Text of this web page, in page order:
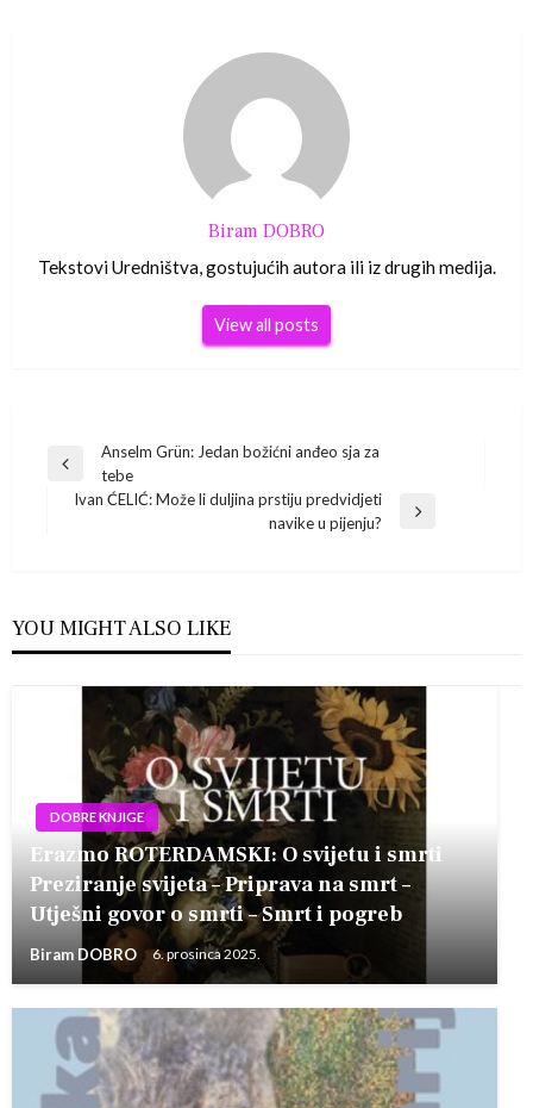
Biram DOBRO
Tekstovi Uredništva, gostujućih autora ili iz drugih medija.
View all posts
Navigacija
objava
Previous
Post
Anselm Grün: Jedan božićni anđeo sja za
tebe
Ivan ĆELIĆ: Može li duljina prstiju predvidjeti
navike u pijenju?
YOU MIGHT ALSO LIKE
DOBRE KNJIGE
Erazmo ROTERDAMSKI: O svijetu i smrti
Preziranje svijeta – Priprava na smrt –
Utješni govor o smrti – Smrt i pogreb
Biram DOBRO 6. prosinca 2025.